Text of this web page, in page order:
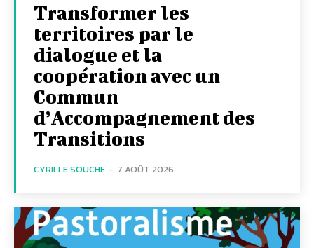
Transformer les
territoires par le
dialogue et la
coopération avec un
Commun
d’Accompagnement des
Transitions
CYRILLE SOUCHE - 7 AOÛT 2026